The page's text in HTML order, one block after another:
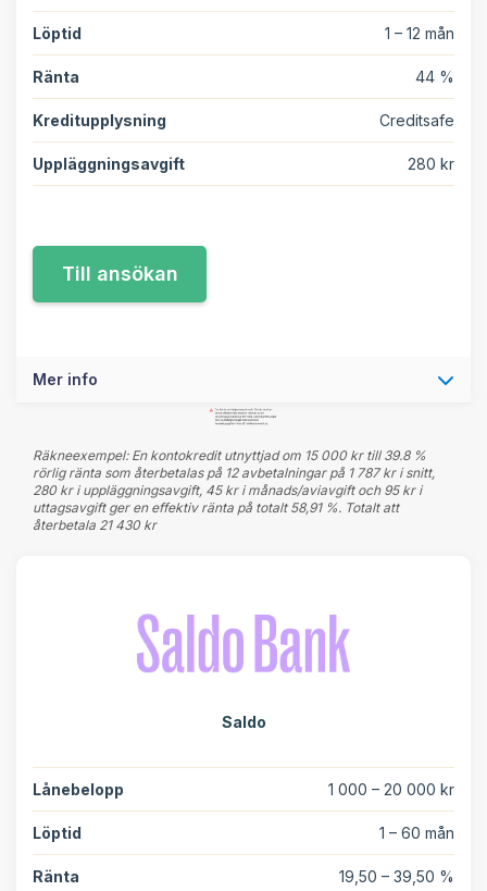
Löptid 1 – 12 mån
Ränta 44 %
Kreditupplysning Creditsafe
Uppläggningsavgift 280 kr
Mer info
Räkneexempel: En kontokredit utnyttjad om 15 000 kr till 39.8 %
rörlig ränta som återbetalas på 12 avbetalningar på 1 787 kr i snitt,
280 kr i uppläggningsavgift, 45 kr i månads/aviavgift och 95 kr i
uttagsavgift ger en effektiv ränta på totalt 58,91 %. Totalt att
återbetala 21 430 kr
Saldo
Lånebelopp 1 000 – 20 000 kr
Löptid 1 – 60 mån
Ränta 19,50 – 39,50 %